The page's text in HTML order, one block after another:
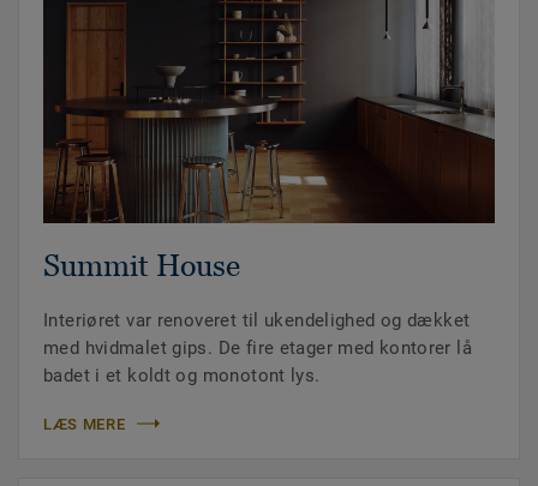
Summit House
Interiøret var renoveret til ukendelighed og dækket
med hvidmalet gips. De fire etager med kontorer lå
badet i et koldt og monotont lys.
LÆS MERE